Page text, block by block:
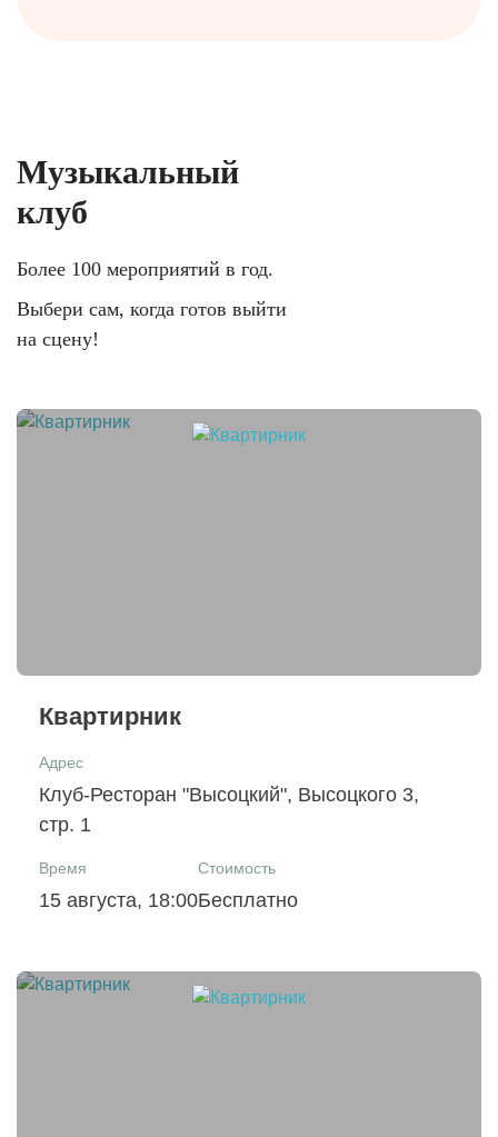
Музыкальный
клуб
Более 100 мероприятий в год.
Выбери сам, когда готов выйти
на сцену!
Квартирник
Адрес
Клуб-Ресторан "Высоцкий", Высоцкого 3,
стр. 1
Время
15 августа, 18:00
Стоимость
Бесплатно